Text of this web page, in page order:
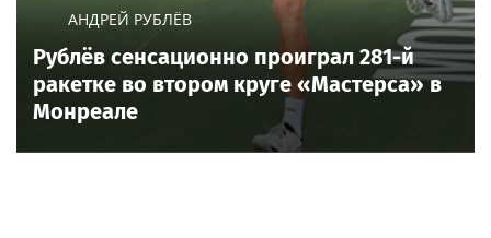
АНДРЕЙ РУБЛЁВ
Рублёв сенсационно проиграл 281-й
ракетке во втором круге «Мастерса» в
Монреале